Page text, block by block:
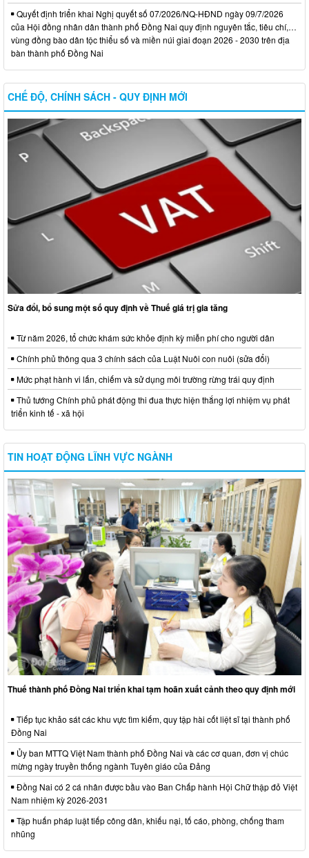
Quyết định triển khai Nghị quyết số 07/2026/NQ-HĐND ngày 09/7/2026
của Hội đồng nhân dân thành phố Đồng Nai quy định nguyên tắc, tiêu chí,…
vùng đồng bào dân tộc thiểu số và miền núi giai đoạn 2026 - 2030 trên địa
bàn thành phố Đồng Nai
CHẾ ĐỘ, CHÍNH SÁCH - QUY ĐỊNH MỚI
Sửa đổi, bổ sung một số quy định về Thuế giá trị gia tăng
Từ năm 2026, tổ chức khám sức khỏe định kỳ miễn phí cho người dân
Chính phủ thông qua 3 chính sách của Luật Nuôi con nuôi (sửa đổi)
Mức phạt hành vi lấn, chiếm và sử dụng môi trường rừng trái quy định
Thủ tướng Chính phủ phát động thi đua thực hiện thắng lợi nhiệm vụ phát
triển kinh tế - xã hội
TIN HOẠT ĐỘNG LĨNH VỰC NGÀNH
Thuế thành phố Đồng Nai triển khai tạm hoãn xuất cảnh theo quy định mới
Tiếp tục khảo sát các khu vực tìm kiếm, quy tập hài cốt liệt sĩ tại thành phố
Đồng Nai
Ủy ban MTTQ Việt Nam thành phố Đồng Nai và các cơ quan, đơn vị chúc
mừng ngày truyền thống ngành Tuyên giáo của Đảng
Đồng Nai có 2 cá nhân được bầu vào Ban Chấp hành Hội Chữ thập đỏ Việt
Nam nhiệm kỳ 2026-2031
Tập huấn pháp luật tiếp công dân, khiếu nại, tố cáo, phòng, chống tham
nhũng